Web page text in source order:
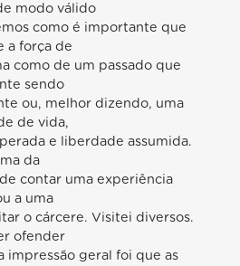
modo válido
como é importante que
a força de
como de um passado que
sendo
ou, melhor dizendo, uma
de vida,
e liberdade assumida.
da
contar uma experiência
a uma
o cárcere. Visitei diversos.
ofender
impressão geral foi que as